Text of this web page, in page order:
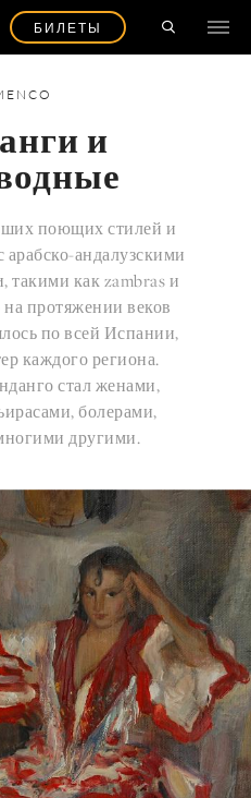
БИЛЕТЫ
и
поющих стилей и
андалузскими
как zambras и
на протяжении веков
по всей Испании,
каждого региона.
стал женами,
болерами,
другими.